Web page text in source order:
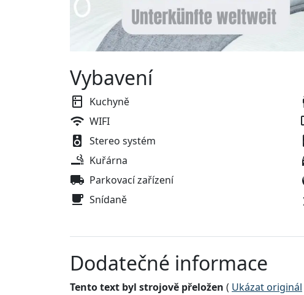
Vybavení
Kuchyně
WIFI
Stereo systém
Kuřárna
Parkovací zařízení
Snídaně
Dodatečné informace
Tento text byl strojově přeložen ( Ukázat originál